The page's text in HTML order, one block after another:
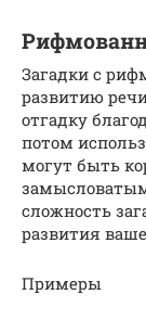
Загадки с
развитию
отгадку
потом
могут быть
сложность
развития
Примеры